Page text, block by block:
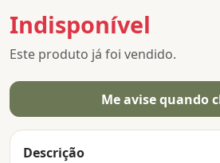
Indisponível
Este produto já foi vendido.
Me avise quando
Descrição